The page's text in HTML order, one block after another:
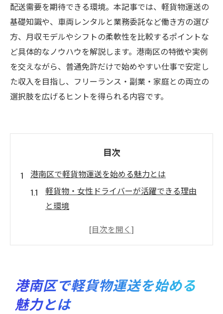
配送需要を期待できる環境。本記事では、軽貨物運送の
基礎知識や、車両レンタルと業務委託など働き方の選び
方、月収モデルやシフトの柔軟性を比較するポイントな
ど具体的なノウハウを解説します。港南区の特徴や実例
を交えながら、普通免許だけで始めやすい仕事で安定し
た収入を目指し、フリーランス・副業・家庭との両立の
選択肢を広げるヒントを得られる内容です。
目次
港南区で軽貨物運送を始める魅力とは
軽貨物・女性ドライバーが活躍できる理由
と環境
港南区の軽貨物運送市場が安定している魅
イント
軽貨物・女性の働き方が広がる港南区の特
港南区で軽貨物運送を始める
魅力とは